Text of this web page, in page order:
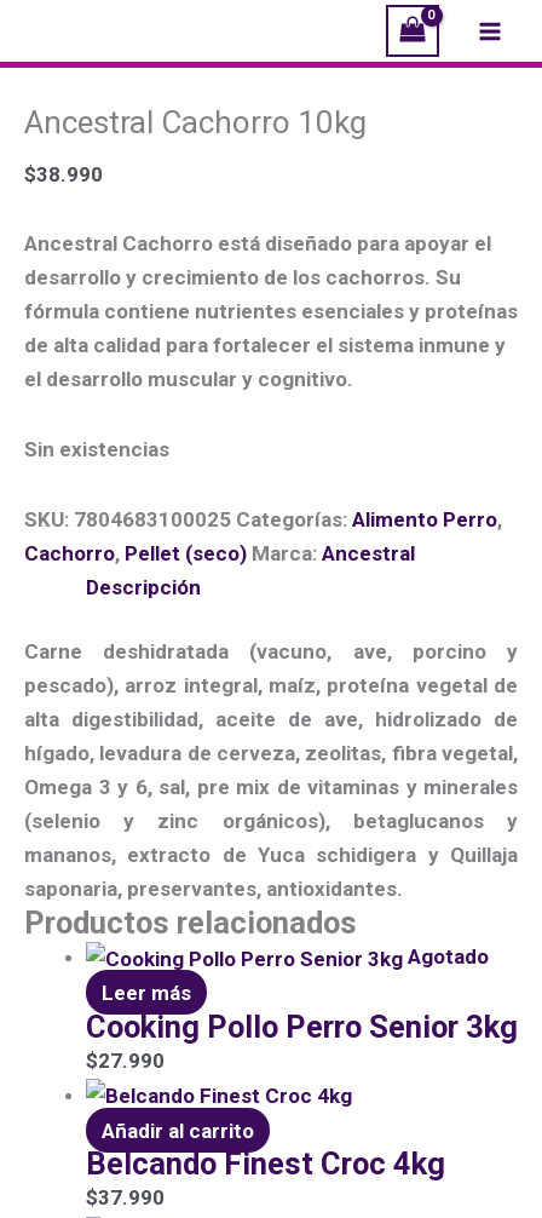
Ancestral Cachorro 10kg
$38.990
Ancestral Cachorro está diseñado para apoyar el
desarrollo y crecimiento de los cachorros. Su
fórmula contiene nutrientes esenciales y proteínas
de alta calidad para fortalecer el sistema inmune y
el desarrollo muscular y cognitivo.
Sin existencias
SKU: 7804683100025 Categorías: Alimento Perro,
Cachorro, Pellet (seco) Marca: Ancestral
Descripción
Carne deshidratada (vacuno, ave, porcino y
pescado), arroz integral, maíz, proteína vegetal de
alta digestibilidad, aceite de ave, hidrolizado de
hígado, levadura de cerveza, zeolitas, fibra vegetal,
Omega 3 y 6, sal, pre mix de vitaminas y minerales
(selenio y zinc orgánicos), betaglucanos y
mananos, extracto de Yuca schidigera y Quillaja
saponaria, preservantes, antioxidantes.
Productos relacionados
Agotado
Leer más
Cooking Pollo Perro Senior 3kg
$27.990
Añadir al carrito
Belcando Finest Croc 4kg
$37.990
producto
múltiples
se
pueden
elegir
en
la